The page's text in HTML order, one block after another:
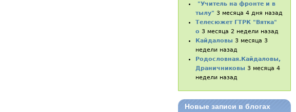
"Учитель на фронте и в
тылу" 3 месяца 4 дня назад
Телесюжет ГТРК "Вятка"
о 3 месяца 2 недели назад
Кайдаловы 3 месяца 3
недели назад
Родословная.Кайдаловы,
Драничниковы 3 месяца 4
недели назад
Новые записи в блогах